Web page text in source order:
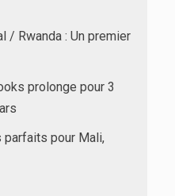
/ Rwanda : Un premier
prolonge pour 3
pour Mali,